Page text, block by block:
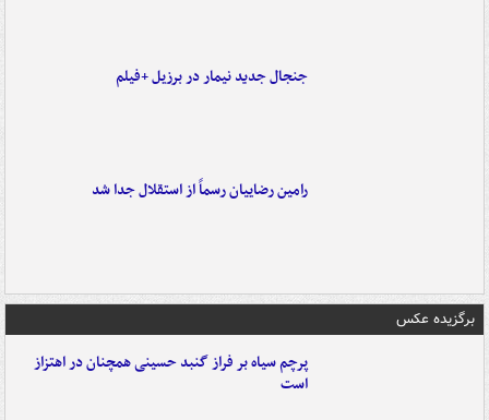
جنجال جدید نیمار در برزیل +فیلم
رامین رضاییان رسماً از استقلال جدا شد
برگزیده عکس
پرچم سیاه بر فراز گنبد حسینی همچنان در اهتزاز
است